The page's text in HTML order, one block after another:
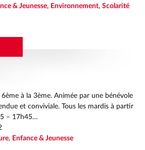
& Jeunesse, Environnement, Scolarité
6ème à la 3ème. Animée par une bénévole
et conviviale. Tous les mardis à partir
– 17h45…
, Enfance & Jeunesse